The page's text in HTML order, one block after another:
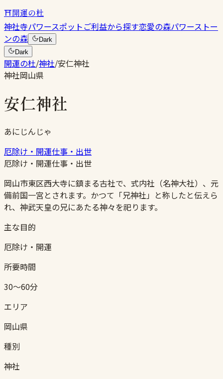
⛩開運の杜
神社寺パワースポットご利益から探す恋愛の森パワーストー
ンの森
Dark
Dark
開運の杜/神社/安仁神社
神社岡山県
安仁神社
あにじんじゃ
厄除け・開運仕事・出世
厄除け・開運仕事・出世
岡山市東区西大寺に鎮まる古社で、式内社（名神大社）、元
備前国一宮とされます。かつて「兄神社」と称したと伝えら
れ、神武天皇の兄にあたる神々を祀ります。
主な目的
厄除け・開運
所要時間
30〜60分
エリア
岡山県
種別
神社